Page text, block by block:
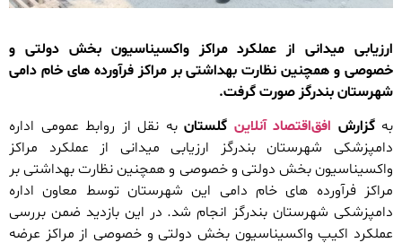
ارزیابی میدانی از عملکرد مراکز واکسیناسیون بخش دولتی و
خصوصی و همچنین نظارت بهداشتی بر مراکز فرآورده های خام دامی
شهرستان بندرگز صورت گرفت.
به گزارش افق‌اقتصاد آنلاین گلستان به نقل از روابط عمومی اداره
دامپزشکی شهرستان بندرگز ارزیابی میدانی از عملکرد مراکز
واکسیناسیون بخش دولتی و خصوصی و همچنین نظارت بهداشتی بر
مراکز فرآورده های خام دامی این شهرستان توسط معاون اداره
دامپزشکی شهرستان بندرگز انجام شد. در این بازدید ضمن بررسی
عملکرد اکیپ واکسیناسیون بخش دولتی و خصوصی از مراکز عرضه